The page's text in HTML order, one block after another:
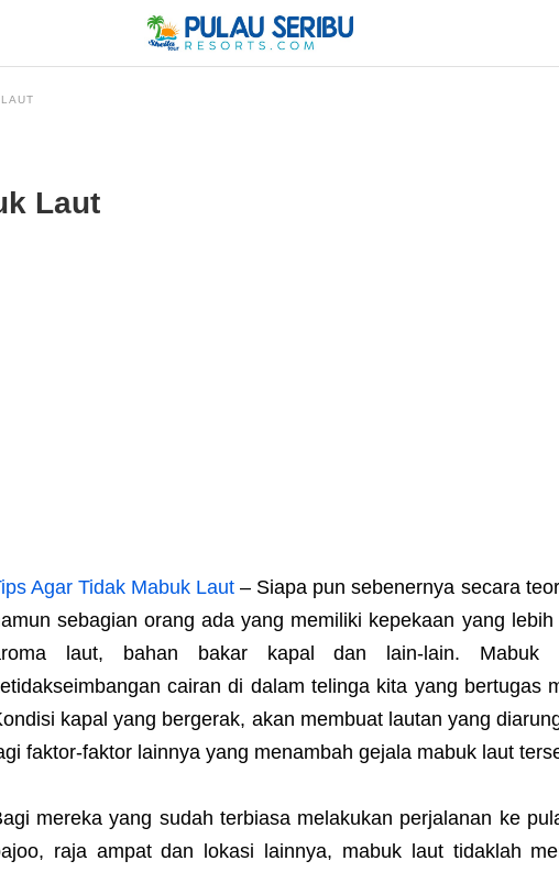
Laut
Agar Tidak Mabuk Laut – Siapa pun sebenernya secara
sebagian orang ada yang memiliki kepekaan yang
laut, bahan bakar kapal dan lain-lain. Mabuk
cairan di dalam telinga kita yang bertugas
kapal yang bergerak, akan membuat lautan yang
faktor-faktor lainnya yang menambah gejala mabuk laut
mereka yang sudah terbiasa melakukan perjalanan ke
raja ampat dan lokasi lainnya, mabuk laut tidaklah